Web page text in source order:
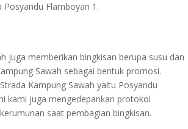
Flamboyan 1.
juga memberikan bingkisan berupa susu dan
Sawah sebagai bentuk promosi.
Kampung Sawah yaitu Posyandu
kami juga mengedepankan protokol
saat pembagian bingkisan.